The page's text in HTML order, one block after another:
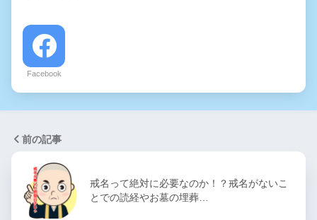
Facebook
前の記事
戒名って絶対に必要なのか！？戒名がないこ
とでの読経やお墓の埋葬…